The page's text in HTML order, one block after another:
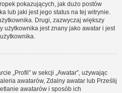
pokazujących, jak dużo postów
lub jaki jest jego status na tej witrynie.
Drugi, zazwyczaj większy
użytkownika jest znany jako awatar i jest
„Profil” w sekcji „Awatar”, używając
awatarów, Zdalny awatar lub Prześlij
awatarów i sposób ich